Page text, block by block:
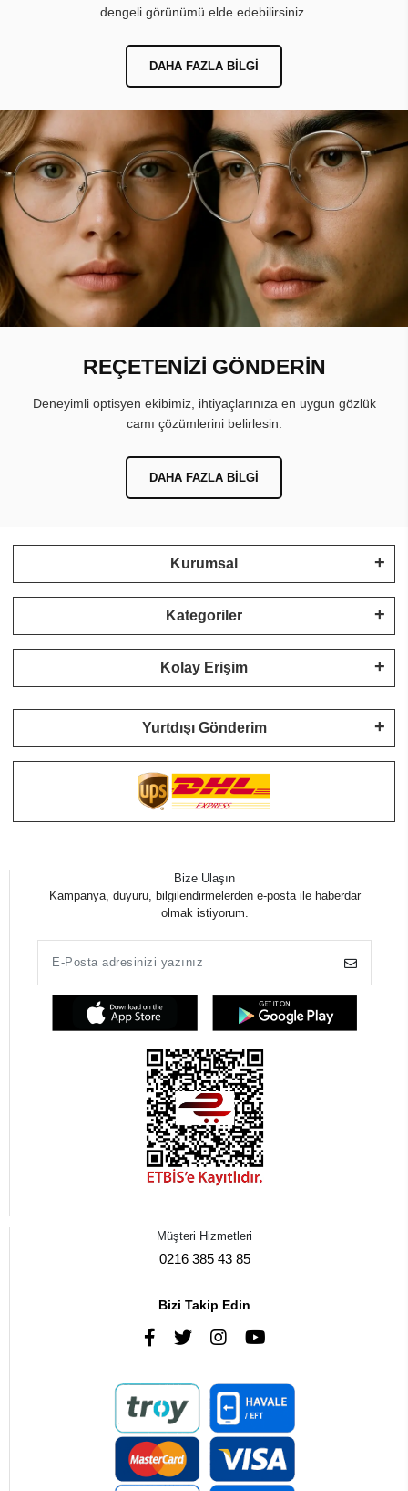
dengeli görünümü elde edebilirsiniz.
DAHA FAZLA BILGI
REÇETENİZİ GÖNDERİN
Deneyimli optisyen ekibimiz, ihtiyaçlarınıza en uygun gözlük
camı çözümlerini belirlesin.
DAHA FAZLA BILGI
Kurumsal
Kategoriler
Kolay Erişim
Yurtdışı Gönderim
Bize Ulaşın
Kampanya, duyuru, bilgilendirmelerden e-posta ile haberdar
olmak istiyorum.
Müşteri Hizmetleri
0216 385 43 85
Bizi Takip Edin